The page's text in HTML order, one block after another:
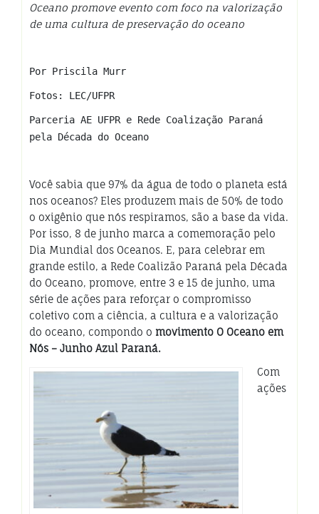
Oceano promove evento com foco na valorização
de uma cultura de preservação do oceano
Por Priscila Murr
Fotos: LEC/UFPR
Parceria AE UFPR e Rede Coalização Paraná
pela Década do Oceano
Você sabia que 97% da água de todo o planeta está
nos oceanos? Eles produzem mais de 50% de todo
o oxigênio que nós respiramos, são a base da vida.
Por isso, 8 de junho marca a comemoração pelo
Dia Mundial dos Oceanos. E, para celebrar em
grande estilo, a Rede Coalizão Paraná pela Década
do Oceano, promove, entre 3 e 15 de junho, uma
série de ações para reforçar o compromisso
coletivo com a ciência, a cultura e a valorização
do oceano, compondo o movimento O Oceano em
Nós – Junho Azul Paraná.
Com
ações